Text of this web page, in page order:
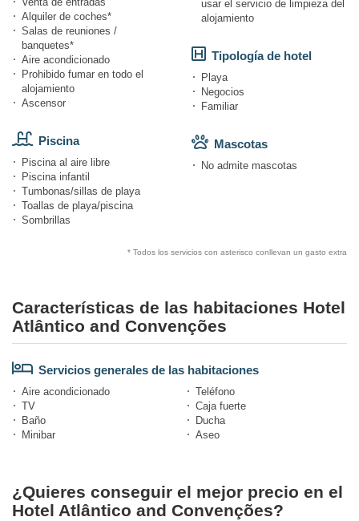
Alquiler de coches*
Salas de reuniones /
banquetes*
Aire acondicionado
Prohibido fumar en todo el
alojamiento
Ascensor
Piscina
Piscina al aire libre
Piscina infantil
Tumbonas/sillas de playa
Toallas de playa/piscina
Sombrillas
usar el servicio de limpieza del
alojamiento
Tipología de hotel
Playa
Negocios
Familiar
Mascotas
No admite mascotas
* Todos los servicios con asterisco conllevan un gasto extra
Características de las habitaciones Hotel
Atlântico and Convenções
Servicios generales de las habitaciones
Aire acondicionado
Teléfono
TV
Caja fuerte
Baño
Ducha
Minibar
Aseo
¿Quieres conseguir el mejor precio en el
Hotel Atlântico and Convenções?